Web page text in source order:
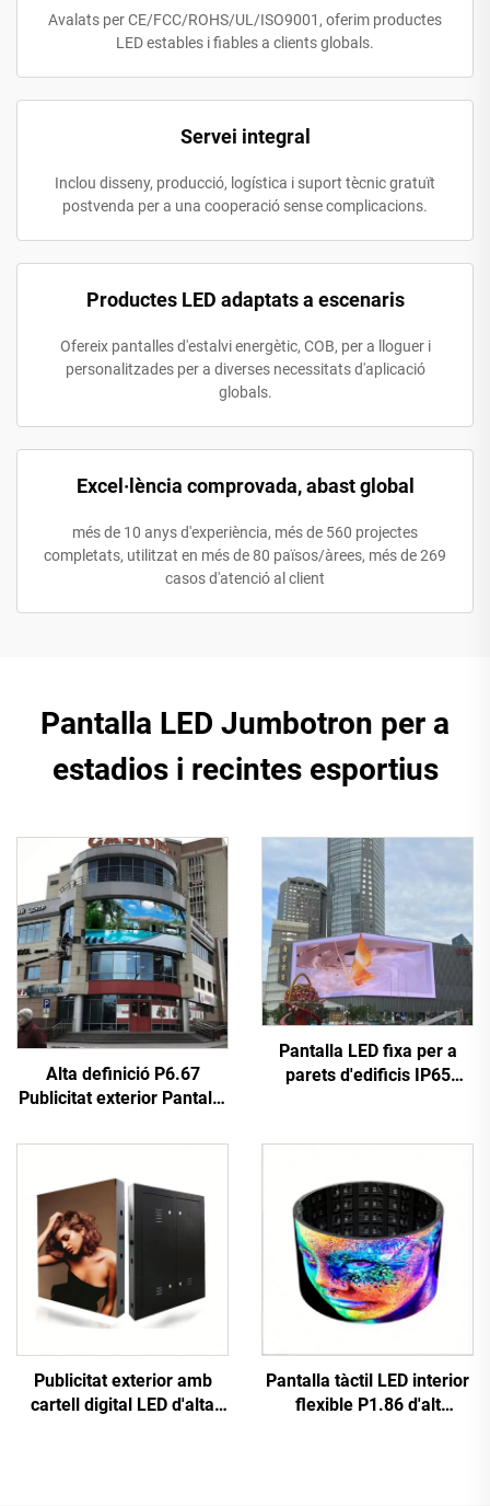
Avalats per CE/FCC/ROHS/UL/ISO9001, oferim productes
LED estables i fiables a clients globals.
Servei integral
Inclou disseny, producció, logística i suport tècnic gratuït
postvenda per a una cooperació sense complicacions.
Productes LED adaptats a escenaris
Ofereix pantalles d'estalvi energètic, COB, per a lloguer i
personalitzades per a diverses necessitats d'aplicació
globals.
Excel·lència comprovada, abast global
més de 10 anys d'experiència, més de 560 projectes
completats, utilitzat en més de 80 països/àrees, més de 269
casos d'atenció al client
Pantalla LED Jumbotron per a
estadios i recintes esportius
Alta definició P6.67
Publicitat exterior Pantalla
de pantalla digital LED a
Pantalla LED fixa per a
parets d'edificis IP65
publicitat comercial
Publicitat exterior amb
cartell digital LED d'alta
Pantalla tàctil LED interior
flexible P1.86 d'alt